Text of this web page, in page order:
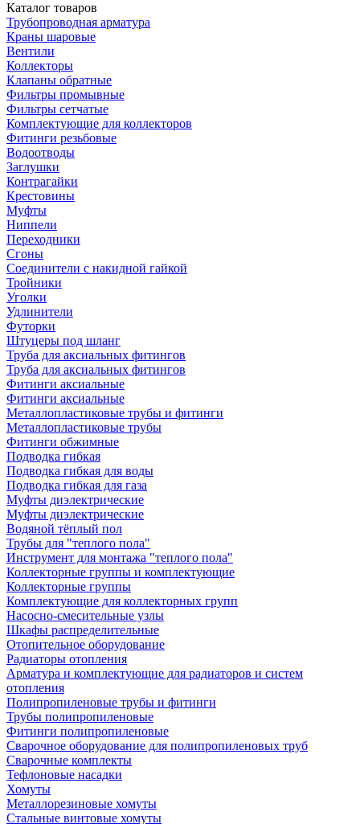
Каталог товаров
Трубопроводная арматура
Краны шаровые
Вентили
Коллекторы
Клапаны обратные
Фильтры промывные
Фильтры сетчатые
Комплектующие для коллекторов
Фитинги резьбовые
Водоотводы
Заглушки
Контрагайки
Крестовины
Муфты
Ниппели
Переходники
Сгоны
Соединители с накидной гайкой
Тройники
Уголки
Удлинители
Футорки
Штуцеры под шланг
Труба для аксиальных фитингов
Труба для аксиальных фитингов
Фитинги аксиальные
Фитинги аксиальные
Металлопластиковые трубы и фитинги
Металлопластиковые трубы
Фитинги обжимные
Подводка гибкая
Подводка гибкая для воды
Подводка гибкая для газа
Муфты диэлектрические
Муфты диэлектрические
Водяной тёплый пол
Трубы для "теплого пола"
Инструмент для монтажа "теплого пола"
Коллекторные группы и комплектующие
Коллекторные группы
Комплектующие для коллекторных групп
Насосно-смесительные узлы
Шкафы распределительные
Отопительное оборудование
Радиаторы отопления
Арматура и комплектующие для радиаторов и систем
отопления
Полипропиленовые трубы и фитинги
Трубы полипропиленовые
Фитинги полипропиленовые
Сварочное оборудование для полипропиленовых труб
Сварочные комплекты
Тефлоновые насадки
Хомуты
Металлорезиновые хомуты
Стальные винтовые хомуты